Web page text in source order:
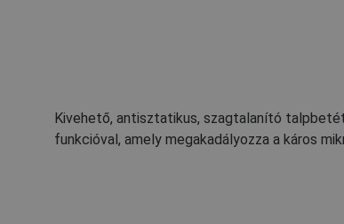
Kivehető, antisztatikus, szagtalanító
funkcióval, amely megakadályozza a káros